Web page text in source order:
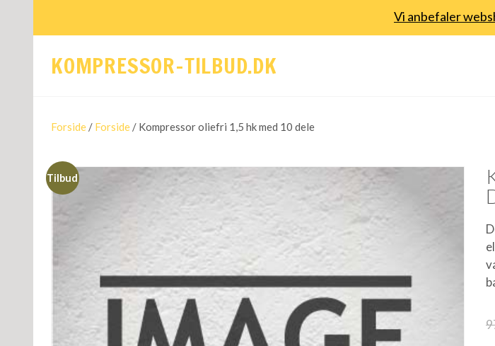
Vi anbefaler
KOMPRESSOR-TILBUD.DK
Forside / Forside / Kompressor oliefri 1,5 hk med 10 dele
Tilbud